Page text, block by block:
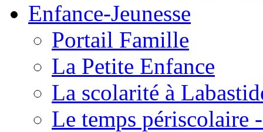
Enfance-Jeunesse
Portail Famille
La Petite Enfance
La scolarité à
Le temps périscolaire